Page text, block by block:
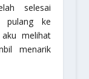
selesai
pulang ke
melihat
menarik